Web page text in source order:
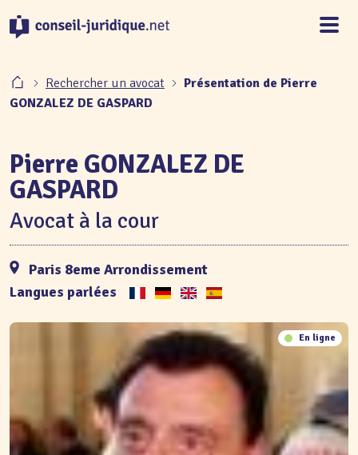
Rechercher un avocat
Présentation de Pierre
GONZALEZ DE GASPARD
En ligne
Pierre GONZALEZ DE
GASPARD
Avocat à la cour
Paris 8eme Arrondissement
Langues parlées